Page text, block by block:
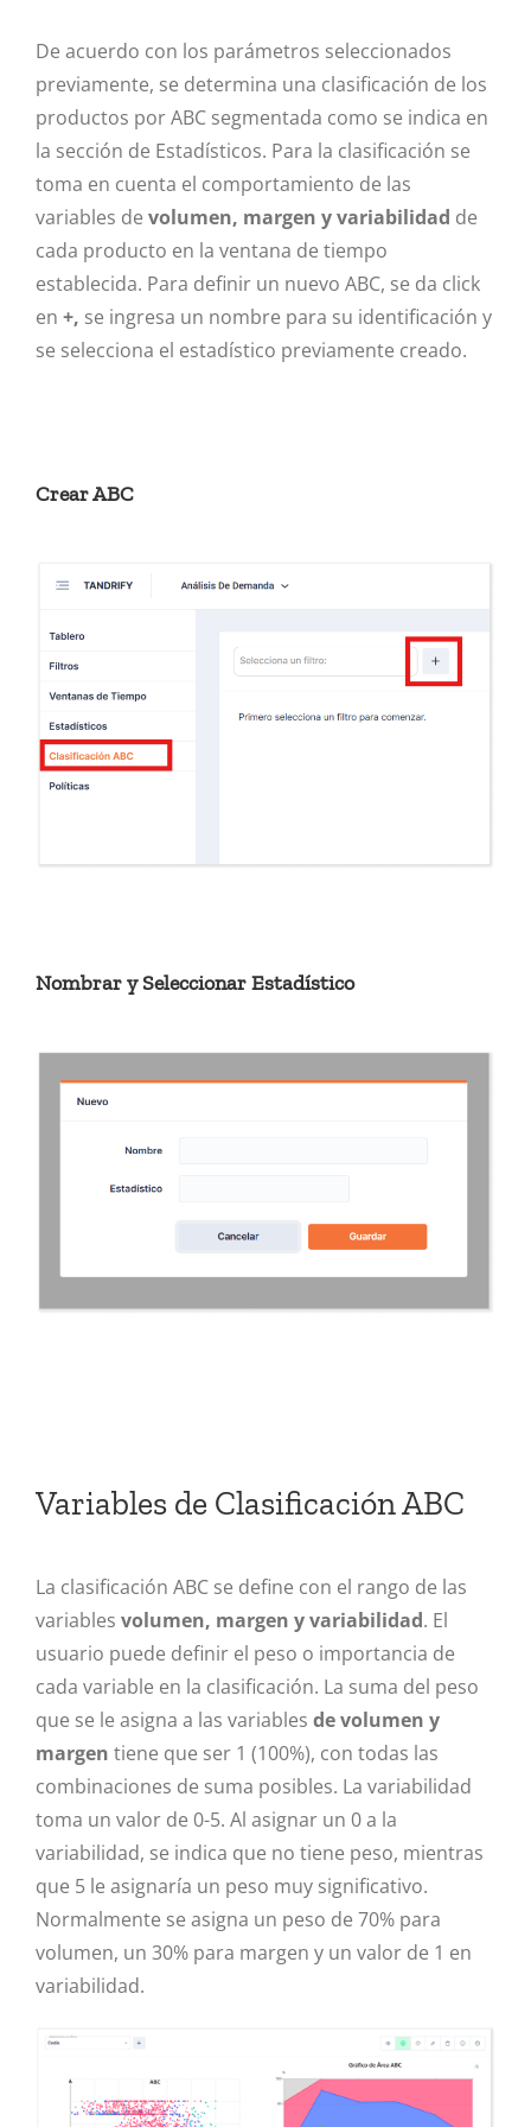
De acuerdo con los parámetros seleccionados
previamente, se determina una clasificación de los
productos por ABC segmentada como se indica en
la sección de Estadísticos. Para la clasificación se
toma en cuenta el comportamiento de las
variables de volumen, margen y variabilidad de
cada producto en la ventana de tiempo
establecida. Para definir un nuevo ABC, se da click
en +, se ingresa un nombre para su identificación y
se selecciona el estadístico previamente creado.
Crear ABC
Nombrar y Seleccionar Estadístico
Variables de Clasificación ABC
La clasificación ABC se define con el rango de las
variables volumen, margen y variabilidad. El
usuario puede definir el peso o importancia de
cada variable en la clasificación. La suma del peso
que se le asigna a las variables de volumen y
margen tiene que ser 1 (100%), con todas las
combinaciones de suma posibles. La variabilidad
toma un valor de 0-5. Al asignar un 0 a la
variabilidad, se indica que no tiene peso, mientras
que 5 le asignaría un peso muy significativo.
Normalmente se asigna un peso de 70% para
volumen, un 30% para margen y un valor de 1 en
variabilidad.